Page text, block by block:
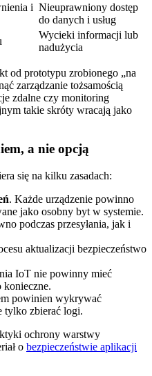
i Nieuprawniony dostęp
do danych i usług
Wycieki informacji lub
nadużycia
od prototypu zrobionego „na
zarządzanie tożsamością
zdalne czy monitoring
takie skróty wracają jako
a nie opcją
się na kilku zasadach:
. Każde urządzenie powinno
jako osobny byt w systemie.
podczas przesyłania, jak i
aktualizacji bezpieczeństwo
IoT nie powinny mieć
konieczne.
powinien wykrywać
tylko zbierać logi.
ochrony warstwy
o bezpieczeństwie aplikacji